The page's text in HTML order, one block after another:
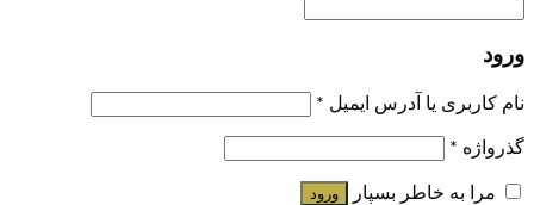
ورود
نام کاربری یا آدرس ایمیل *
گذرواژه *
مرا به خاطر بسپار ورود